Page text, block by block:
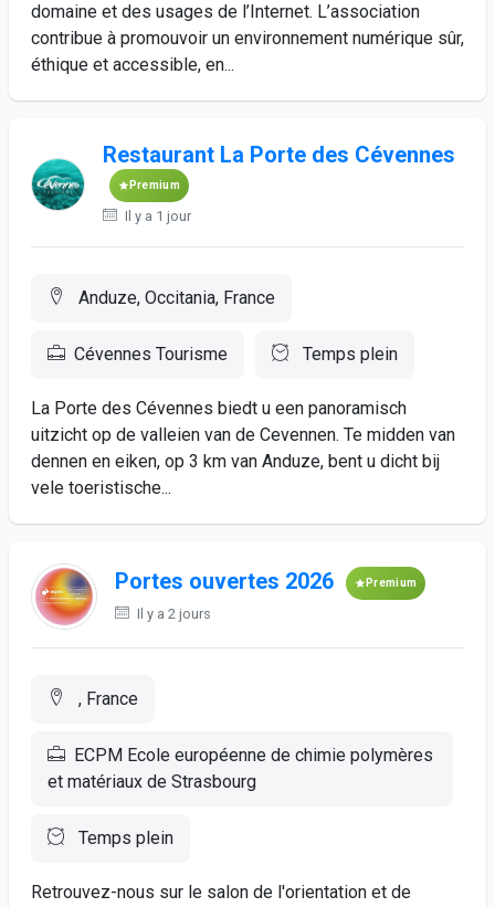
domaine et des usages de l’Internet. L’association
contribue à promouvoir un environnement numérique sûr,
éthique et accessible, en...
Restaurant La Porte des Cévennes
Premium
Il y a 1 jour
Anduze, Occitania, France
Cévennes Tourisme Temps plein
La Porte des Cévennes biedt u een panoramisch
uitzicht op de valleien van de Cevennen. Te midden van
dennen en eiken, op 3 km van Anduze, bent u dicht bij
vele toeristische...
Portes ouvertes 2026 Premium
Il y a 2 jours
, France
ECPM Ecole européenne de chimie polymères
et matériaux de Strasbourg
Temps plein
Retrouvez-nous sur le salon de l'orientation et de